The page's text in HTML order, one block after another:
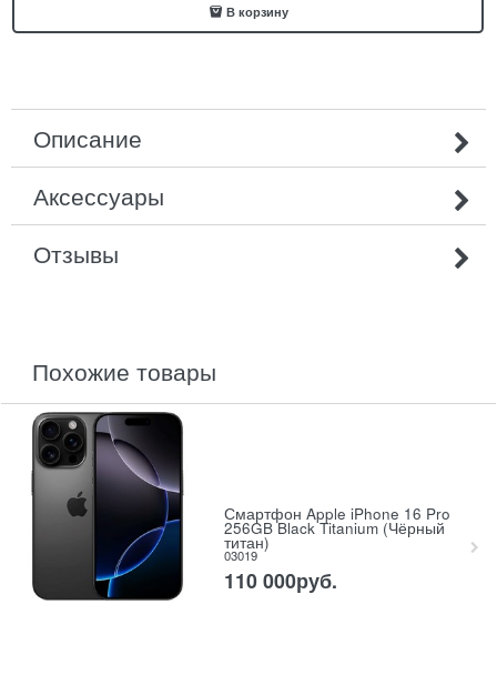
В корзину
Описание
Аксессуары
Отзывы
похожие товары
Смартфон Apple iPhone 16 Pro
256GB Black Titanium (Чёрный
титан)
03019
110 000руб.